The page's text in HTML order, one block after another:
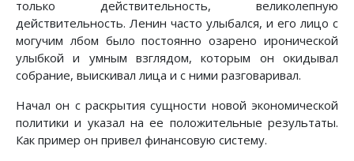
только действительность, великолепную
действительность. Ленин часто улыбался, и его лицо с
могучим лбом было постоянно озарено иронической
улыбкой и умным взглядом, которым он окидывал
собрание, выискивал лица и с ними разговаривал.
Начал он с раскрытия сущности новой экономической
политики и указал на ее положительные результаты.
Как пример он привел финансовую систему.